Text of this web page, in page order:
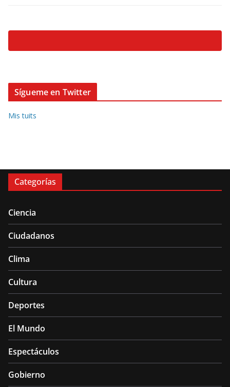
Sígueme en Twitter
Mis tuits
Categorías
Ciencia
Ciudadanos
Clima
Cultura
Deportes
El Mundo
Espectáculos
Gobierno